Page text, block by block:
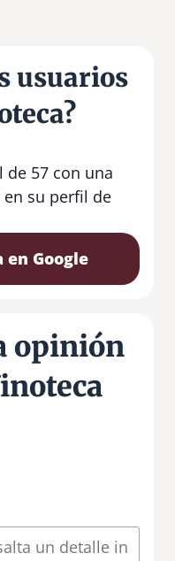
usuarios
de 57 con una
su perfil de
en Google
opinión